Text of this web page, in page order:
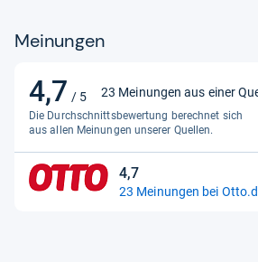
Meinungen
4,7 / 5
4,7
von
5
Sternen
23 Meinungen aus einer
Die Durchschnittsbewertung berechnet sich
aus allen Meinungen unserer Quellen.
4,7
4,7
von
23 Meinungen bei